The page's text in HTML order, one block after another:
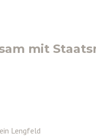
mit
Lengfeld